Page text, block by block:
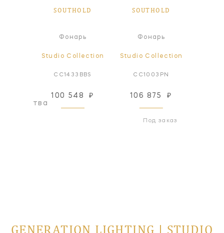
SOUTHOLD
Фонарь
Studio Collection
CC1433BBS
100 548 ₽
SOUTHOLD
Фонарь
Studio Collection
CC1003PN
106 875 ₽
Под заказ
GENERATION LIGHTING | STUDIO